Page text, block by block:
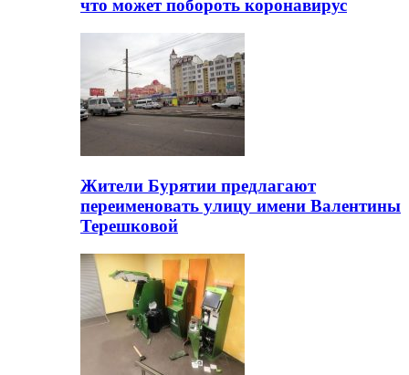
что может побороть коронавирус
Жители Бурятии предлагают
переименовать улицу имени Валентины
Терешковой